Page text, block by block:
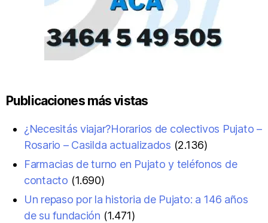
Publicaciones más vistas
¿Necesitás viajar?Horarios de colectivos Pujato –
Rosario – Casilda actualizados (2.136)
Farmacias de turno en Pujato y teléfonos de
contacto (1.690)
Un repaso por la historia de Pujato: a 146 años
de su fundación (1.471)